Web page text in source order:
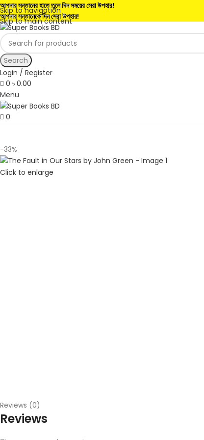
Skip to navigation
Skip to main content
আপনার সন্তানের হাতে তুলে দিন সময়ের সেরা উপহার!
আপনার সন্তানেকে দিন সেরা উপহার!
Search
Login / Register
0 ৳ 0.00
Menu
0
-33%
Click to enlarge
Reviews (0)
Reviews